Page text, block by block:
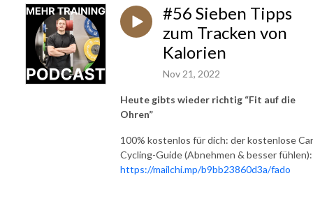
Kostenloser Mobility-Selbsttest:
https://dashboard.coachrx.app/programs/sales/44636
#56 Sieben Tipps
zum Tracken von
Kalorien
Nov 21, 2022
Heute gibts wieder richtig “Fit auf die
Ohren”
100% kostenlos für dich: der kostenlose
Cycling-Guide (Abnehmen & besser fühlen):
https://mailchi.mp/b9bb23860d3a/fado